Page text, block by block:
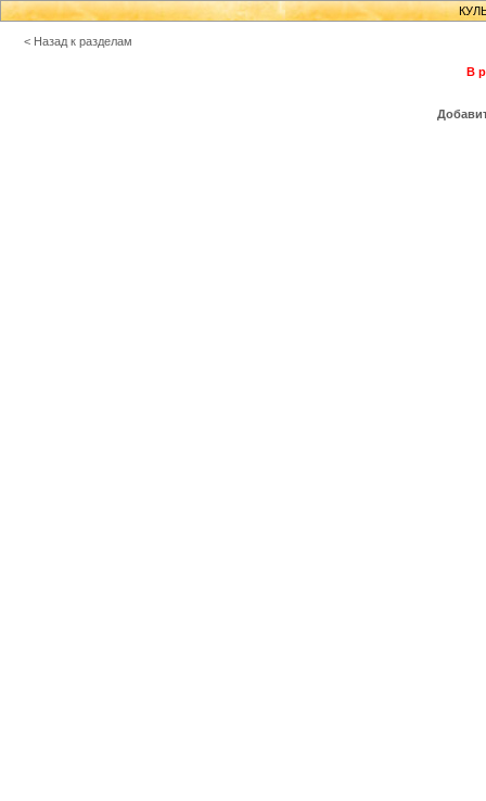
< Назад к разделам
В